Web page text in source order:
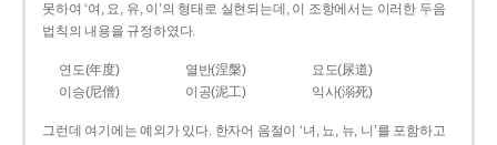
못하여 ‘여, 요, 유, 이’의 형태로 실현되는데, 이 조항에서는 이러한 두음
법칙의 내용을 규정하였다.
연도(年度) 열반(涅槃)
요도(尿道)
이승(尼僧)
이공(泥工) 익사(溺死)
그런데 여기에는 예외가 있다. 한자어 음절이 ‘녀, 뇨, 뉴, 니’를 포함하고